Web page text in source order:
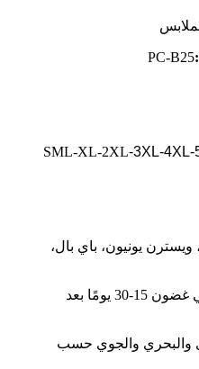
ملابس
PC-B25
SML-XL-2XL-3XL-4XL-
ويسترن يونيون، باي بال،
يتم التسليم في غضون 15-30 يومًا بعد
والبحري والجوي حسب